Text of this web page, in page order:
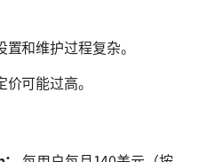
和维护过程复杂。
可能过高。